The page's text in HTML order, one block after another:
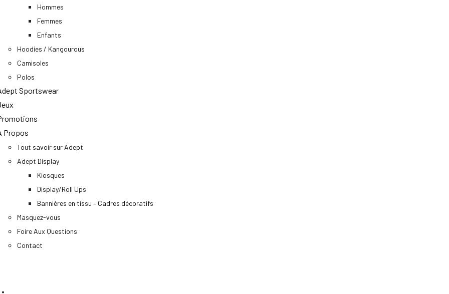
Hommes
Femmes
Enfants
Hoodies / Kangourous
Camisoles
Polos
Sportswear
Propos
Tout savoir sur Adept
Adept Display
Kiosques
Display/Roll Ups
Bannières en tissu – Cadres décoratifs
Masquez-vous
Foire Aux Questions
Contact